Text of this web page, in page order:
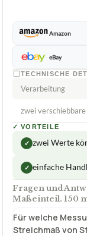
Amazon
eBay
TECHNISCHE
Verarbeitung
zwei verschiebbare
✓ VORTEILE
✓ zwei Werte
✓ einfache
Fragen und
Maßeinteil. 150
Für welche
Streichmaß von